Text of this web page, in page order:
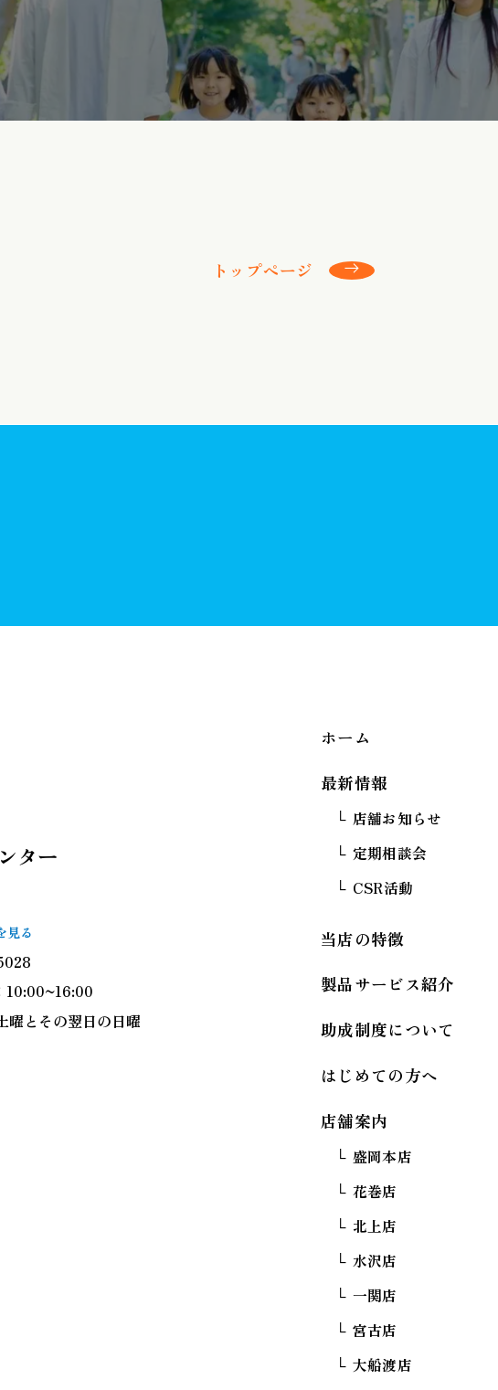
トップページ
ター
見る
10:00~16:00
曜とその翌日の日曜
ホーム
最新情報
店舗お知らせ
定期相談会
CSR活動
当店の特徴
製品サービス紹介
助成制度について
はじめての方へ
店舗案内
盛岡本店
花巻店
北上店
水沢店
一関店
宮古店
大船渡店